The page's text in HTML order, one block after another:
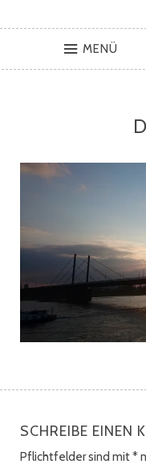
MENÜ
SCHREIBE EINEN
Pflichtfelder sind mit*